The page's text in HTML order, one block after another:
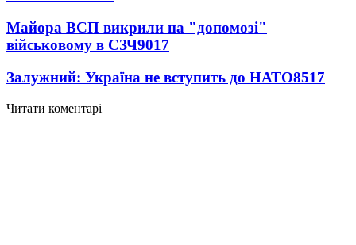
Майора ВСП викрили на "допомозі"
військовому в СЗЧ9017
Залужний: Україна не вступить до НАТО8517
Читати коментарі